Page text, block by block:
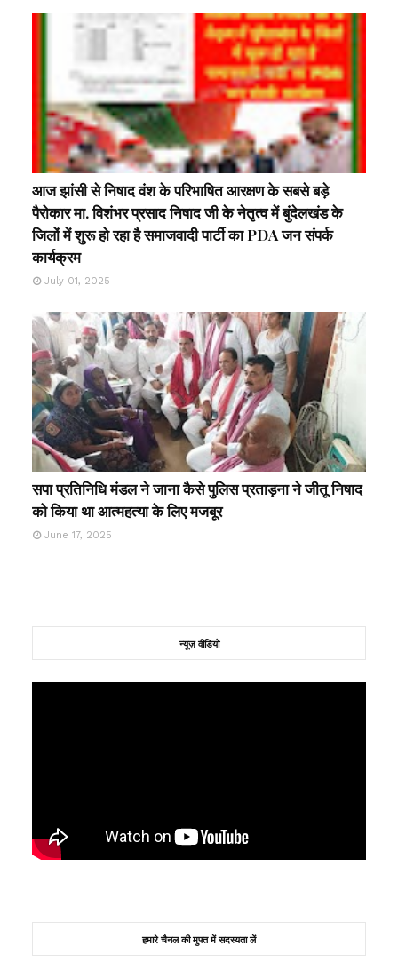
आज झांसी से निषाद वंश के परिभाषित आरक्षण के सबसे बड़े
पैरोकार मा. विशंभर प्रसाद निषाद जी के नेतृत्व में बुंदेलखंड के
जिलों में शुरू हो रहा है समाजवादी पार्टी का PDA जन संपर्क
कार्यक्रम
July 01, 2025
सपा प्रतिनिधि मंडल ने जाना कैसे पुलिस प्रताड़ना ने जीतू निषाद
को किया था आत्महत्या के लिए मजबूर
June 17, 2025
न्यूज़ वीडियो
हमारे चैनल की मुफ्त में सदस्यता लें